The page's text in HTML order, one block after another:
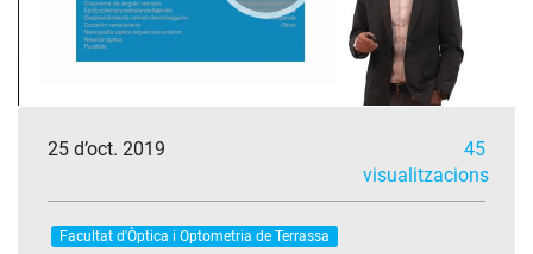
25 d’oct. 2019
45
visualitzacions
Facultat d'Òptica i Optometria de Terrassa